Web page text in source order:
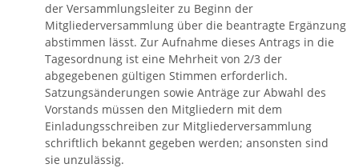
der Versammlungsleiter zu Beginn der
Mitgliederversammlung über die beantragte Ergänzung
abstimmen lässt. Zur Aufnahme dieses Antrags in die
Tagesordnung ist eine Mehrheit von 2/3 der
abgegebenen gültigen Stimmen erforderlich.
Satzungsänderungen sowie Anträge zur Abwahl des
Vorstands müssen den Mitgliedern mit dem
Einladungsschreiben zur Mitgliederversammlung
schriftlich bekannt gegeben werden; ansonsten sind
sie unzulässig.